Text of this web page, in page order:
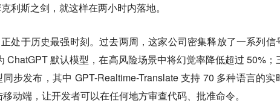
利斯之剑，就这样在两小时内落地。
处于历史最强时刻。过去两周，这家公司密集释放了一系列信
ChatGPT 默认模型，在高风险场景中将幻觉率降低超过 50%；
步发布，其中 GPT-Realtime-Translate 支持 70 多种语言的实
动端，让开发者可以在任何地方审查代码、批准命令。